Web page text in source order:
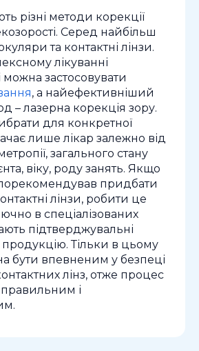
різні методи корекції
Серед найбільш
та контактні лінзи.
лікуванні
можна застосовувати
, а найефективніший
– лазерна корекція зору.
для конкретної
лише лікар залежно від
загального стану
віку, роду занять. Якщо
придбати
лінзи, робити це
в спеціалізованих
підтверджувальні
Тільки в цьому
бути впевненим у безпеці
лінз, отже процес
правильним і